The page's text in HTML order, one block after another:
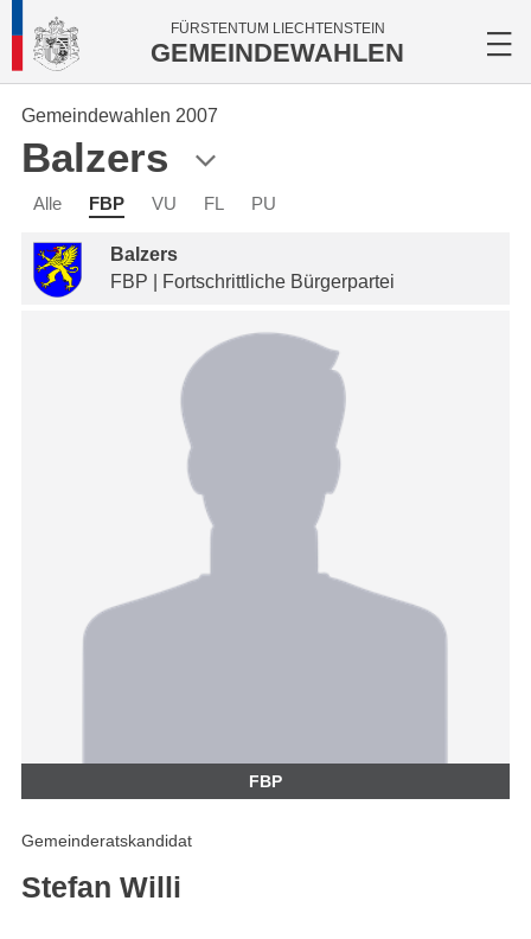
FÜRSTENTUM LIECHTENSTEIN
GEMEINDEWAHLEN
Gemeindewahlen 2007
Balzers
Alle FBP VU FL PU
Balzers
FBP | Fortschrittliche Bürgerpartei
FBP
Gemeinderatskandidat
Stefan Willi